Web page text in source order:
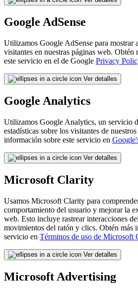
Google AdSense
Utilizamos Google AdSense para mostrar
visitantes en nuestras páginas web. Obtén
este servicio en el de Google Privacy
Ver detalles
Google Analytics
Utilizamos Google Analytics, un servicio
estadísticas sobre los visitantes de
información sobre este servicio en
Ver detalles
Microsoft Clarity
Usamos Microsoft Clarity para
comportamiento del usuario y mejorar la
web. Esto incluye rastrear interacciones
movimientos del ratón y clics. Obtén más
servicio en Términos de uso de Microsoft
Ver detalles
Microsoft Advertising